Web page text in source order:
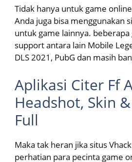
Tidak hanya untuk game
Anda juga bisa menggunakan
untuk game lainnya. beberapa
support antara lain Mobile
DLS 2021, PubG dan masih
Aplikasi Citer Ff
Headshot, Skin
Full
Maka tak heran jika situs
perhatian para pecinta game